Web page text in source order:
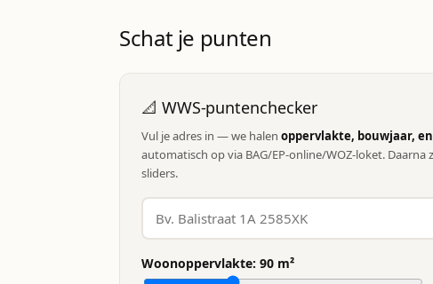
Schat je punten
📐 WWS-puntenchecker
Vul je adres in — we halen oppervlakte, bouwjaar,
automatisch op via BAG/EP-online/WOZ-loket.
sliders.
Woonoppervlakte: 90 m²